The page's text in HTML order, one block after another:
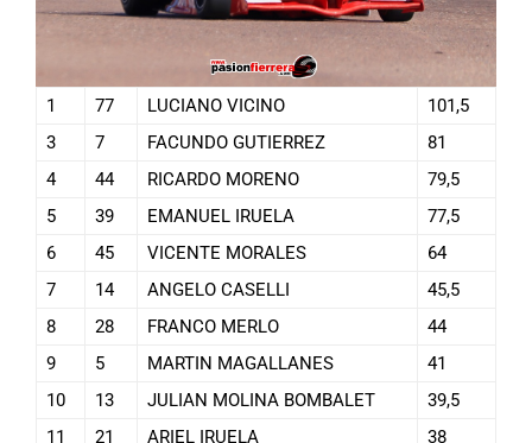
1 77 LUCIANO VICINO
101,5
3
7 FACUNDO GUTIERREZ
81
4
44 RICARDO MORENO
79,5
5
39 EMANUEL IRUELA
77,5
6
45 VICENTE MORALES
64
7
14 ANGELO CASELLI
45,5
8
28 FRANCO MERLO
44
9
5 MARTIN MAGALLANES
41
10
13 JULIAN MOLINA BOMBALET
39,5
11
21 ARIEL IRUELA 38